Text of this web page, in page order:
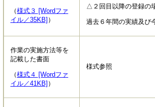
（様式３ [Wordファ
イル／35KB] ）
△２回目以降の登録の
過去６年間の実績及び
作業の実施方法等を
記載した書面
（様式４ [Wordファ
イル／41KB] ）
様式参照